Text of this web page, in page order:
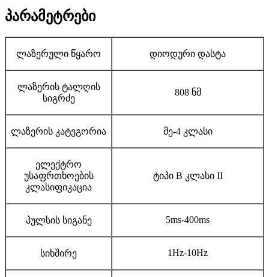
პარამეტრები
ლაზერული წყარო დიოდური დასტა
ლაზერის ტალღის
სიგრძე
808 ნმ
ლაზერის კატეგორია მე-4 კლასი
ელექტრო
უსაფრთხოების
კლასიფიკაცია
ტიპი B კლასი II
პულსის სიგანე 5ms-400ms
სიხშირე 1Hz-10Hz